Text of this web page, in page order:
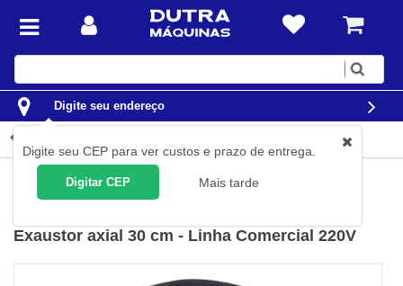
Digite
Digite seu endereço
Digite seu CEP para ver custos e prazo de entrega.
Digitar CEP Mais tarde
Ar e Clima Exaustores Exaustores Industriais
Exaustor axial 30 cm - Linha Comercial 220V